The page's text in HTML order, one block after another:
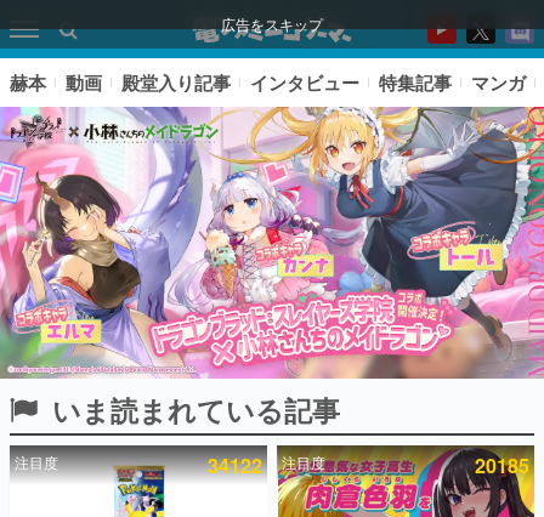
広告をスキップ
ピックアップ
電ファミのいま読まれている記事ランキング
赫本 動画 殿堂入り記事 インタビュー 特集記事 マンガ
いま読まれている記事
注目度 34122 注目度 20185